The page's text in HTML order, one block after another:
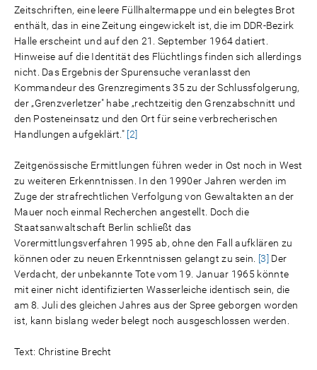
Zeitschriften, eine leere Füllhaltermappe und ein belegtes Brot
enthält, das in eine Zeitung eingewickelt ist, die im DDR-Bezirk
Halle erscheint und auf den 21. September 1964 datiert.
Hinweise auf die Identität des Flüchtlings finden sich allerdings
nicht. Das Ergebnis der Spurensuche veranlasst den
Kommandeur des Grenzregiments 35 zu der Schlussfolgerung,
der „Grenzverletzer" habe „rechtzeitig den Grenzabschnitt und
den Posteneinsatz und den Ort für seine verbrecherischen
Handlungen aufgeklärt." [2]
Zeitgenössische Ermittlungen führen weder in Ost noch in West
zu weiteren Erkenntnissen. In den 1990er Jahren werden im
Zuge der strafrechtlichen Verfolgung von Gewaltakten an der
Mauer noch einmal Recherchen angestellt. Doch die
Staatsanwaltschaft Berlin schließt das
Vorermittlungsverfahren 1995 ab, ohne den Fall aufklären zu
können oder zu neuen Erkenntnissen gelangt zu sein. [3] Der
Verdacht, der unbekannte Tote vom 19. Januar 1965 könnte
mit einer nicht identifizierten Wasserleiche identisch sein, die
am 8. Juli des gleichen Jahres aus der Spree geborgen worden
ist, kann bislang weder belegt noch ausgeschlossen werden.
Text: Christine Brecht